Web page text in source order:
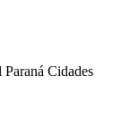
Cidades